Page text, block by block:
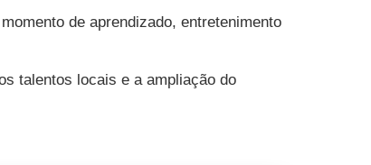
de aprendizado, entretenimento
talentos locais e a ampliação do